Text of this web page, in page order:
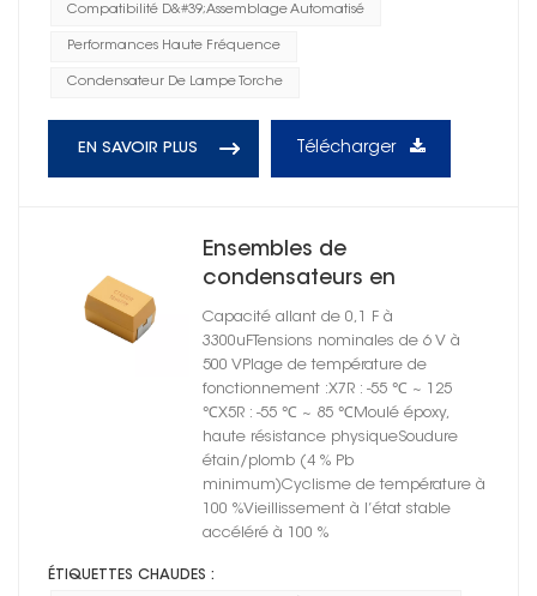
Compatibilité D&#39;assemblage Automatisé
Performances Haute Fréquence
Condensateur De Lampe Torche
EN SAVOIR PLUS Télécharger
Ensembles de
condensateurs en
céramique moulés à
montage en surface série
CT4502 X7S
Capacité allant de 0,1 F à
3300uFTensions nominales de 6 V à
500 VPlage de température de
fonctionnement :X7R : -55 ℃ ~ 125
℃X5R : -55 ℃ ~ 85 ℃Moulé époxy,
haute résistance physiqueSoudure
étain/plomb (4 % Pb
minimum)Cyclisme de température à
100 %Vieillissement à l’état stable
accéléré à 100 %
ÉTIQUETTES CHAUDES :